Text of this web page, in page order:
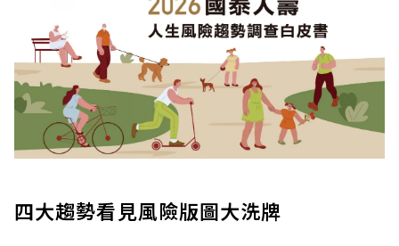
四大趨勢看見風險版圖大洗牌